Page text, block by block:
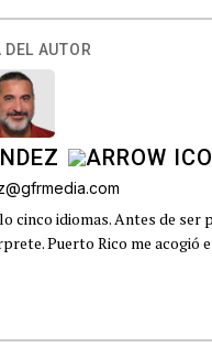
DEL AUTOR
cinco idiomas. Antes de ser
Puerto Rico me acogió